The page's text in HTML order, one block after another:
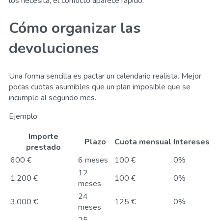
Cómo organizar las
devoluciones
Una forma sencilla es pactar un calendario realista. Mejor
pocas cuotas asumibles que un plan imposible que se
incumple al segundo mes.
Ejemplo:
Importe
prestado
Plazo Cuota mensual Intereses
600 €
6 meses 100 €
0%
1.200 €
12
meses
100 € 0%
3.000 €
24
meses
125 €
0%